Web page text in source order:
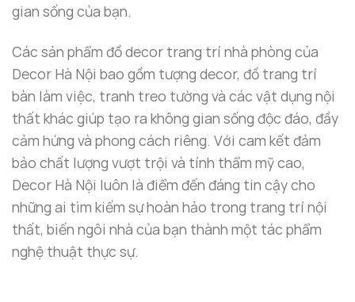
gian sống của bạn.
Các sản phẩm đồ decor trang trí nhà phòng của
Decor Hà Nội bao gồm tượng decor, đồ trang trí
bàn làm việc, tranh treo tường và các vật dụng nội
thất khác giúp tạo ra không gian sống độc đáo, đầy
cảm hứng và phong cách riêng. Với cam kết đảm
bảo chất lượng vượt trội và tính thẩm mỹ cao,
Decor Hà Nội luôn là điểm đến đáng tin cậy cho
những ai tìm kiếm sự hoàn hảo trong trang trí nội
thất, biến ngôi nhà của bạn thành một tác phẩm
nghệ thuật thực sự.